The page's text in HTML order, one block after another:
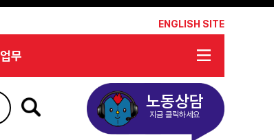
ENGLISH SITE
업무
노동상담
지금 클릭하세요